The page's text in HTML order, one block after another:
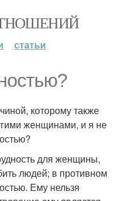
статьи
которому также
женщинами, и я не
для женщины,
людей; в противном
Ему нельзя